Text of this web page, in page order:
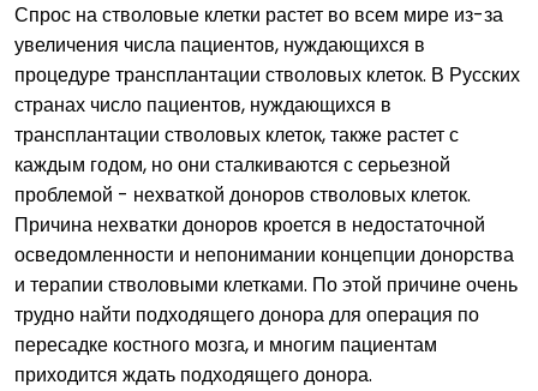
Спрос на стволовые клетки растет во всем мире из-за
увеличения числа пациентов, нуждающихся в
процедуре трансплантации стволовых клеток. В Русских
странах число пациентов, нуждающихся в
трансплантации стволовых клеток, также растет с
каждым годом, но они сталкиваются с серьезной
проблемой - нехваткой доноров стволовых клеток.
Причина нехватки доноров кроется в недостаточной
осведомленности и непонимании концепции донорства
и терапии стволовыми клетками. По этой причине очень
трудно найти подходящего донора для операция по
пересадке костного мозга, и многим пациентам
приходится ждать подходящего донора.